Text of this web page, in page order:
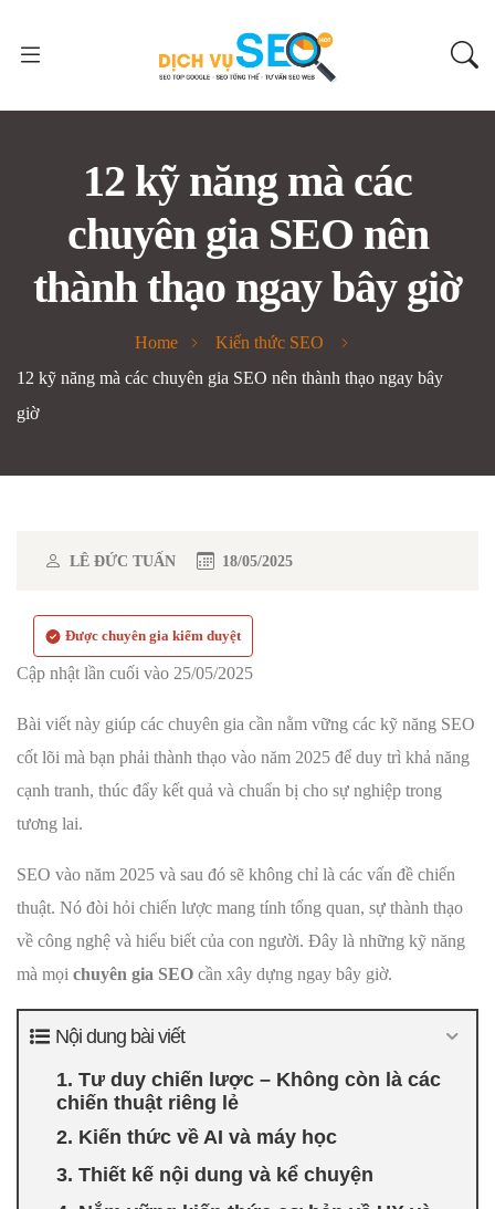
12 kỹ năng mà các
chuyên gia SEO nên
thành thạo ngay bây giờ
Home
Kiến thức SEO
12 kỹ năng mà các chuyên gia SEO nên thành thạo ngay bây
giờ
LÊ ĐỨC TUẤN 18/05/2025
Được chuyên gia kiểm duyệt
Cập nhật lần cuối vào 25/05/2025
Bài viết này giúp các chuyên gia cần nằm vững các kỹ năng SEO
cốt lõi mà bạn phải thành thạo vào năm 2025 để duy trì khả năng
cạnh tranh, thúc đẩy kết quả và chuẩn bị cho sự nghiệp trong
tương lai.
SEO vào năm 2025 và sau đó sẽ không chỉ là các vấn đề chiến
thuật. Nó đòi hỏi chiến lược mang tính tổng quan, sự thành thạo
về công nghệ và hiểu biết của con người. Đây là những kỹ năng
mà mọi chuyên gia SEO cần xây dựng ngay bây giờ.
Nội dung bài viết
1. Tư duy chiến lược – Không còn là các
chiến thuật riêng lẻ
2. Kiến thức về AI và máy học
3. Thiết kế nội dung và kể chuyện